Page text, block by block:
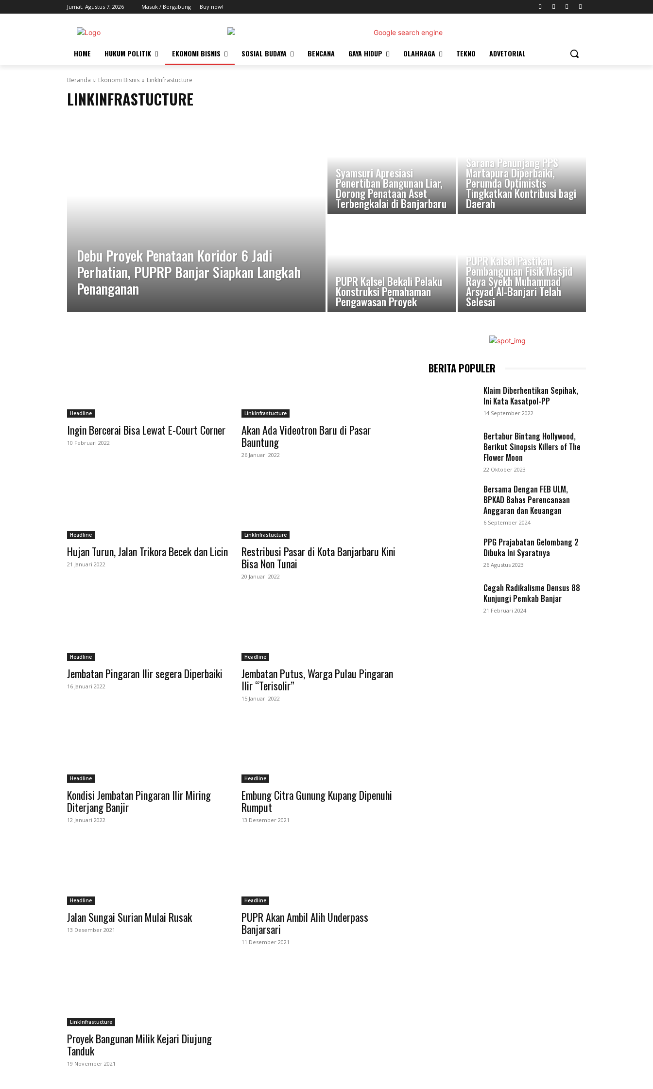
Jumat, Agustus 7, 2026 Masuk / Bergabung Buy now!
HOME HUKUM POLITIK EKONOMI BISNIS SOSIAL BUDAYA BENCANA GAYA HIDUP OLAHRAGA TEKNO ADVETORIAL
Beranda Ekonomi Bisnis LinkInfrastucture
LINKINFRASTUCTURE
Debu Proyek Penataan Koridor 6 Jadi
Perhatian, PUPRP Banjar Siapkan Langkah
Penanganan
Syamsuri Apresiasi
Penertiban Bangunan Liar,
Dorong Penataan Aset
Terbengkalai di Banjarbaru
Sarana Penunjang PPS
Martapura Diperbaiki,
Perumda Optimistis
Tingkatkan Kontribusi bagi
Daerah
PUPR Kalsel Bekali Pelaku
Konstruksi Pemahaman
Pengawasan Proyek
PUPR Kalsel Pastikan
Pembangunan Fisik Masjid
Raya Syekh Muhammad
Arsyad Al-Banjari Telah
Selesai
Headline
Ingin Bercerai Bisa Lewat E-Court Corner
10 Februari 2022
LinkInfrastucture
Akan Ada Videotron Baru di Pasar
Bauntung
26 Januari 2022
Headline
Hujan Turun, Jalan Trikora Becek dan Licin
21 Januari 2022
LinkInfrastucture
Restribusi Pasar di Kota Banjarbaru Kini
Bisa Non Tunai
20 Januari 2022
Headline
Jembatan Pingaran Ilir segera Diperbaiki
16 Januari 2022
Headline
Jembatan Putus, Warga Pulau Pingaran
Ilir “Terisolir”
15 Januari 2022
Headline
Kondisi Jembatan Pingaran Ilir Miring
Diterjang Banjir
12 Januari 2022
Headline
Embung Citra Gunung Kupang Dipenuhi
Rumput
13 Desember 2021
Headline
Jalan Sungai Surian Mulai Rusak
13 Desember 2021
Headline
PUPR Akan Ambil Alih Underpass
Banjarsari
11 Desember 2021
LinkInfrastucture
Proyek Bangunan Milik Kejari Diujung
Tanduk
19 November 2021
BERITA POPULER
Klaim Diberhentikan Sepihak,
Ini Kata Kasatpol-PP
14 September 2022
Bertabur Bintang Hollywood,
Berikut Sinopsis Killers of The
Flower Moon
22 Oktober 2023
Bersama Dengan FEB ULM,
BPKAD Bahas Perencanaan
Anggaran dan Keuangan
6 September 2024
PPG Prajabatan Gelombang 2
Dibuka Ini Syaratnya
26 Agustus 2023
Cegah Radikalisme Densus 88
Kunjungi Pemkab Banjar
21 Februari 2024